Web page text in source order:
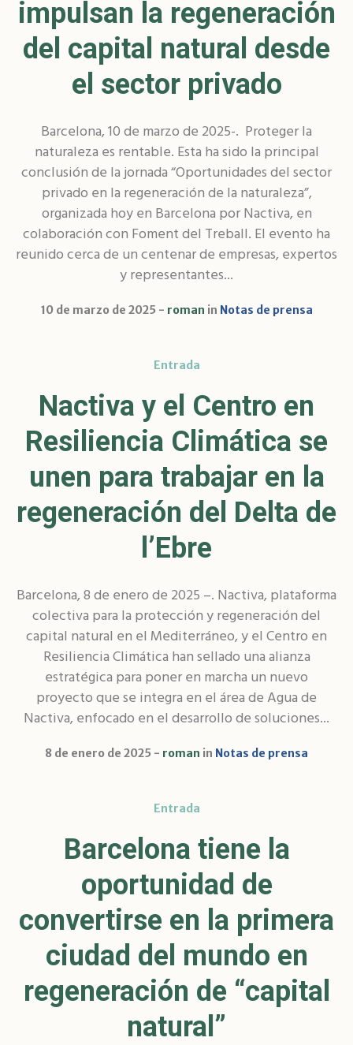
impulsan la regeneración
del capital natural desde
el sector privado
Barcelona, 10 de marzo de 2025-. Proteger la
naturaleza es rentable. Esta ha sido la principal
conclusión de la jornada “Oportunidades del sector
privado en la regeneración de la naturaleza”,
organizada hoy en Barcelona por Nactiva, en
colaboración con Foment del Treball. El evento ha
reunido cerca de un centenar de empresas, expertos
y representantes...
10 de marzo de 2025 roman in Notas de prensa
Entrada
Nactiva y el Centro en
Resiliencia Climática se
unen para trabajar en la
regeneración del Delta de
l’Ebre
Barcelona, 8 de enero de 2025 –. Nactiva, plataforma
colectiva para la protección y regeneración del
capital natural en el Mediterráneo, y el Centro en
Resiliencia Climática han sellado una alianza
estratégica para poner en marcha un nuevo
proyecto que se integra en el área de Agua de
Nactiva, enfocado en el desarrollo de soluciones...
8 de enero de 2025 roman in Notas de prensa
Entrada
Barcelona tiene la
oportunidad de
convertirse en la primera
ciudad del mundo en
regeneración de “capital
natural”